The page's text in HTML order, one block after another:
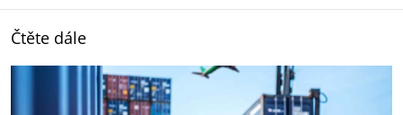
Čtěte dále